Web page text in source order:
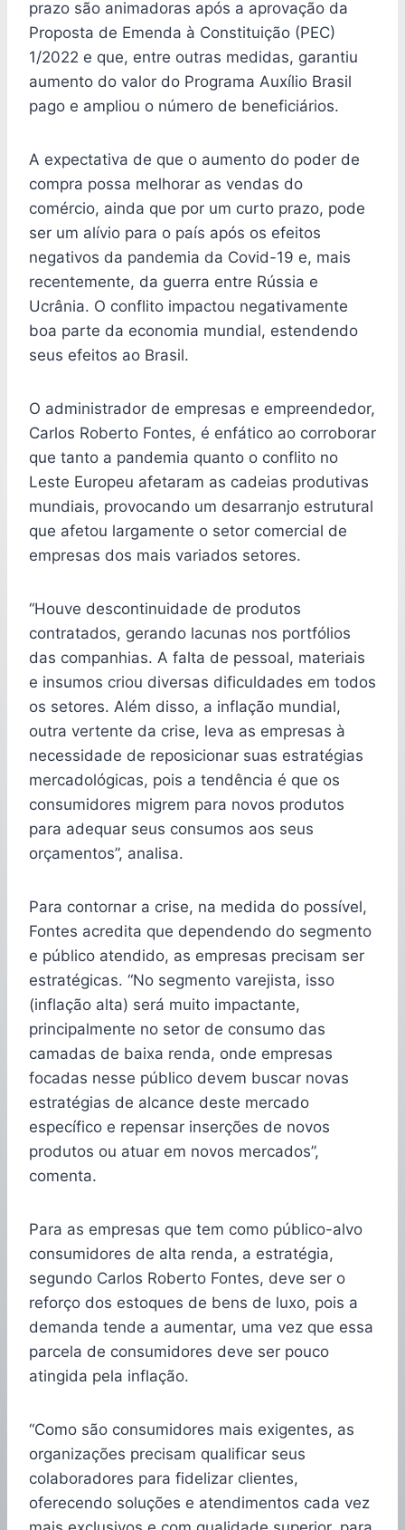
prazo são animadoras após a aprovação da
Proposta de Emenda à Constituição (PEC)
1/2022 e que, entre outras medidas, garantiu
aumento do valor do Programa Auxílio Brasil
pago e ampliou o número de beneficiários.
A expectativa de que o aumento do poder de
compra possa melhorar as vendas do
comércio, ainda que por um curto prazo, pode
ser um alívio para o país após os efeitos
negativos da pandemia da Covid-19 e, mais
recentemente, da guerra entre Rússia e
Ucrânia. O conflito impactou negativamente
boa parte da economia mundial, estendendo
seus efeitos ao Brasil.
O administrador de empresas e empreendedor,
Carlos Roberto Fontes, é enfático ao corroborar
que tanto a pandemia quanto o conflito no
Leste Europeu afetaram as cadeias produtivas
mundiais, provocando um desarranjo estrutural
que afetou largamente o setor comercial de
empresas dos mais variados setores.
“Houve descontinuidade de produtos
contratados, gerando lacunas nos portfólios
das companhias. A falta de pessoal, materiais
e insumos criou diversas dificuldades em todos
os setores. Além disso, a inflação mundial,
outra vertente da crise, leva as empresas à
necessidade de reposicionar suas estratégias
mercadológicas, pois a tendência é que os
consumidores migrem para novos produtos
para adequar seus consumos aos seus
orçamentos”, analisa.
Para contornar a crise, na medida do possível,
Fontes acredita que dependendo do segmento
e público atendido, as empresas precisam ser
estratégicas. “No segmento varejista, isso
(inflação alta) será muito impactante,
principalmente no setor de consumo das
camadas de baixa renda, onde empresas
focadas nesse público devem buscar novas
estratégias de alcance deste mercado
específico e repensar inserções de novos
produtos ou atuar em novos mercados”,
comenta.
Para as empresas que tem como público-alvo
consumidores de alta renda, a estratégia,
segundo Carlos Roberto Fontes, deve ser o
reforço dos estoques de bens de luxo, pois a
demanda tende a aumentar, uma vez que essa
parcela de consumidores deve ser pouco
atingida pela inflação.
“Como são consumidores mais exigentes, as
organizações precisam qualificar seus
colaboradores para fidelizar clientes,
oferecendo soluções e atendimentos cada vez